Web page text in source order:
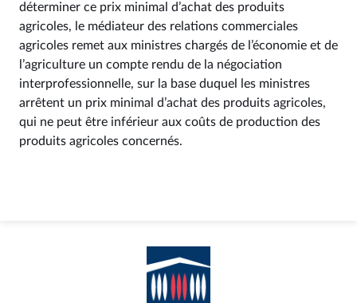
déterminer ce prix minimal d’achat des produits
agricoles, le médiateur des relations commerciales
agricoles remet aux ministres chargés de l’économie et de
l’agriculture un compte rendu de la négociation
interprofessionnelle, sur la base duquel les ministres
arrêtent un prix minimal d’achat des produits agricoles,
qui ne peut être inférieur aux coûts de production des
produits agricoles concernés.